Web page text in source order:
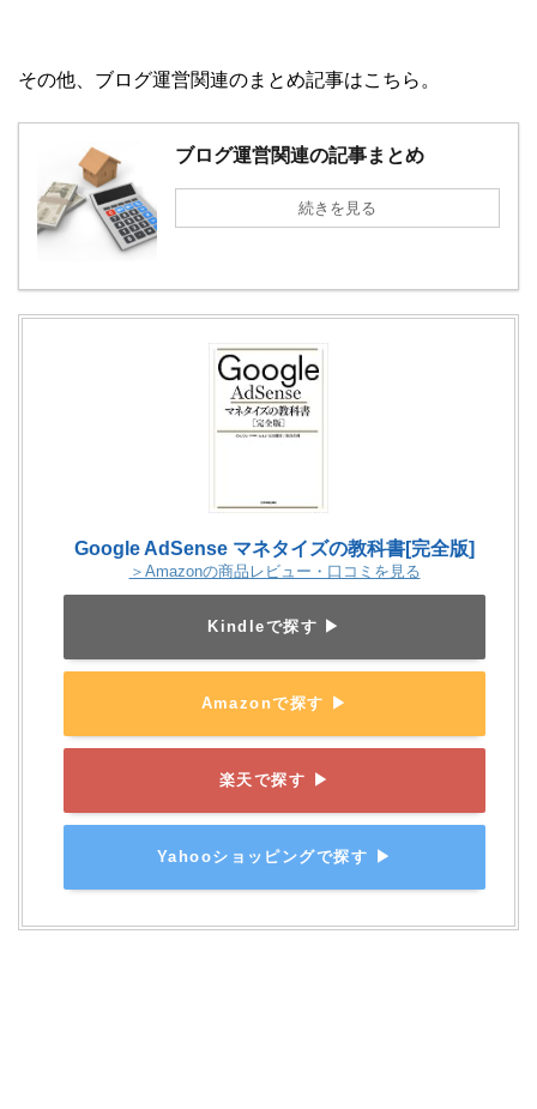
その他、ブログ運営関連のまとめ記事はこちら。
ブログ運営関連の記事まとめ
続きを見る
Google AdSense マネタイズの教科書[完全版]
＞Amazonの商品レビュー・口コミを見る
Kindleで探す ▶
Amazonで探す ▶
楽天で探す ▶
Yahooショッピングで探す ▶